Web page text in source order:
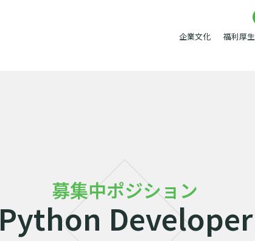
企業文化 福利厚生
募集中ポジション
Python Developer